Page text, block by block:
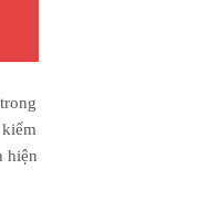
kiểm
hiện